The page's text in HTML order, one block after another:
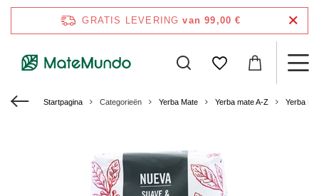
GRATIS LEVERING van 99,00 €
Startpagina Categorieën Yerba Mate Yerba mate A-Z Yerba